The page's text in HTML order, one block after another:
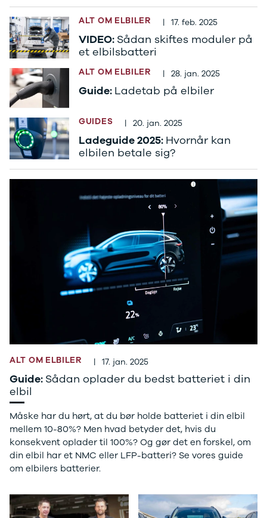
Sandero
Stepway
Sandero
Duster
Dokker
Lodgy
Lodgy
Stepway
Jogger
Logan
Stepway
DS
Se alle DS
3
3 Crossback
7 Crossback
Se alle Fiat
500
500C
Panda
500e
500X
Tipo
Doblo Cargo
Ducato 35
Talento
ALT OM ELBILER | 17. feb. 2025
VIDEO: Sådan skiftes moduler på
et elbilsbatteri
ALT OM ELBILER | 28. jan. 2025
Guide: Ladetab på elbiler
GUIDES | 20. jan. 2025
Ladeguide 2025: Hvornår kan
elbilen betale sig?
ALT OM ELBILER | 17. jan. 2025
Guide: Sådan oplader du bedst batteriet i din
elbil
Måske har du hørt, at du bør holde batteriet i din elbil
mellem 10-80%? Men hvad betyder det, hvis du
konsekvent oplader til 100%? Og gør det en forskel, om
din elbil har et NMC eller LFP-batteri? Se vores guide
om elbilers batterier.